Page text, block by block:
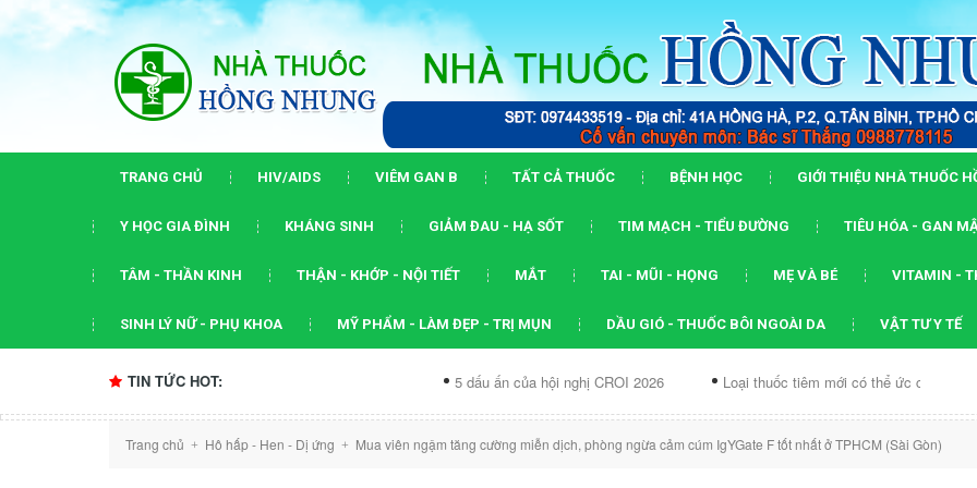
TRANG CHỦ HIV/AIDS VIÊM GAN B TẤT CẢ THUỐC BỆNH HỌC GIỚI THIỆU NHÀ THUỐC
Y HỌC GIA ĐÌNH KHÁNG SINH GIẢM ĐAU - HẠ SỐT TIM MẠCH - TIỂU ĐƯỜNG TIÊU HÓA - GAN
TÂM - THẦN KINH THẬN - KHỚP - NỘI TIẾT MẮT TAI - MŨI - HỌNG MẸ VÀ BÉ VITAMIN -
SINH LÝ NỮ - PHỤ KHOA MỸ PHẨM - LÀM ĐẸP - TRỊ MỤN DẦU GIÓ - THUỐC BÔI NGOÀI DA VẬT TƯ Y TẾ
TIN TỨC HOT: 5 dấu ấn của hội nghị CROI 2026 Loại thuốc tiêm mới có thể ức chế... Dạng
Trang chủ + Hô hấp - Hen - Dị ứng + Mua viên ngậm tăng cường miễn dịch, phòng ngừa cảm cúm IgYGate F tốt nhất ở TPHCM (Sài Gòn)